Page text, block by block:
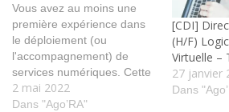
Vous avez au moins une
première expérience dans
le déploiement (ou
l'accompagnement) de
services numériques. Cette
expérience aura été
réalisée dans le domaine du
2 mai 2022
Dans "Ago’RA"
[CDI]
(H/F)
Virtuelle –
27 janvier
Dans